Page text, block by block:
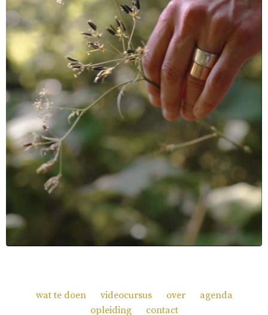
wat te doen videocursus over
agenda
opleiding
contact